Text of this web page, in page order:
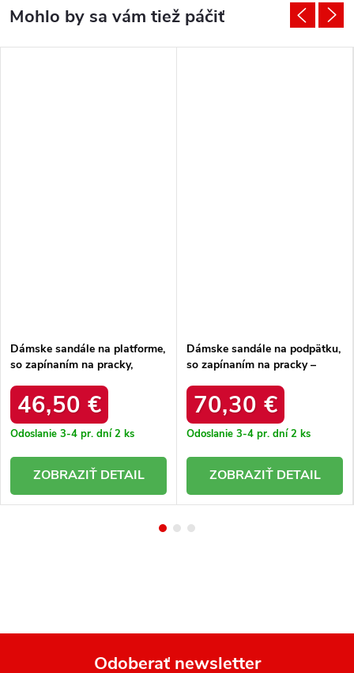
Dámske sandále na platforme,
so zapínaním na pracky,
20261076.38f
46,50 €
Odoslanie 3-4 pr. dní2 ks
DETAIL
Dámske sandále na podpätku,
so zapínaním na pracky –
ZŁOTY PARISS
70,30 €
Odoslanie 3-4 pr. dní2 ks
DETAIL
Odoberať newsletter